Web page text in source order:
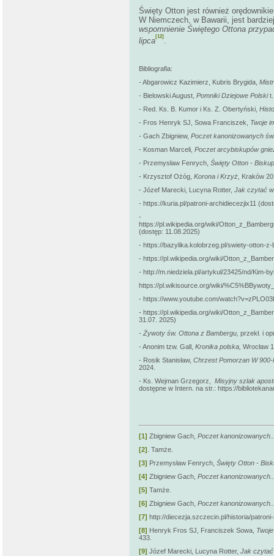
Święty Otton jest również
W Niemczech, w Bawarii, jest
wspomnienie Świętego Ottona
lipca[12]
Bibliografia:
- Abgarowicz Kazimierz, Kubris Brygida,
- Bielowski August, Pomniki Dziejowe Polski
- Red. Ks. B. Kumor i Ks. Z. Obertyński,
- Fros Henryk SJ, Sowa Franciszek, Twoje
- Gach Zbigniew, Poczet kanonizowanych
- Kosman Marceli, Poczet arcybiskupów
- Przemysław Fenrych, Święty Otton -
- Krzysztof Ożóg, Korona i Krzyż, Kraków
- Józef Marecki, Lucyna Rotter, Jak czytać
- https://kuria.pl/patroni-archidiecezjix11
-
https://pl.wikipedia.org/wiki/
(dostęp: 11.08.2025)
- https://bazylika.kolobrzeg.pl/swiety-otton-
- https://pl.wikipedia.org/wiki/
- http://m.niedziela.pl/artykul/23425/nd/Kim-
https://pl.wikisource.org/wiki/
- https://www.youtube.com/
- https://pl.wikipedia.org/wiki/
31.07. 2025)
- Żywoty św. Ottona z Bambergu, przekł. i
- Anonim tzw. Gall, Kronika polska, Wrocław
- Rosik Stanisław, Chrzest Pomorzan W
2024.
- Ks. Wejman Grzegorz, Misyjny szlak
dostępne w Intern. na str.: https://
[1] Zbigniew Gach, Poczet
[2] . Tamże.
[3] Przemysław Fenrych, Święty Otton -
[4] Zbigniew Gach, Poczet
[5] Tamże.
[6] Zbigniew Gach, Poczet
[7] http://diecezja.szczecin.pl/historia/
[8] Henryk Fros SJ, Franciszek Sowa,
433.
[9] Józef Marecki, Lucyna Rotter, Jak